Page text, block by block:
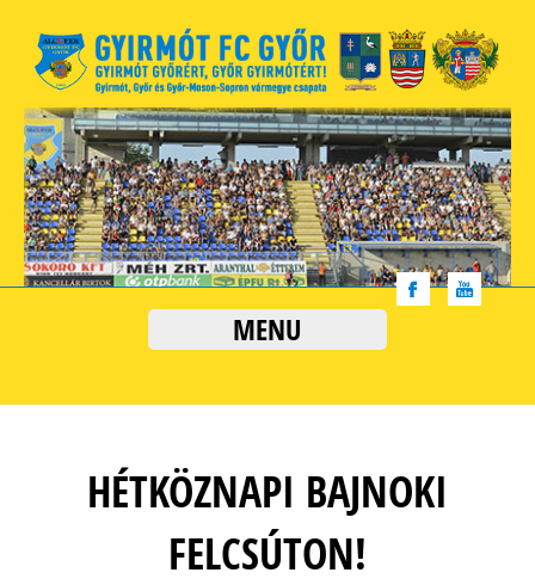
MENU
HÉTKÖZNAPI BAJNOKI
FELCSÚTON!